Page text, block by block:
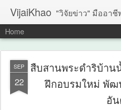
VijaiKhao "วิจัยข่าว" มืออาชี
Home
SEP
22
สืบสานพระดำริบ้า
ฝึกอบรมใหม่ พัฒ
อั